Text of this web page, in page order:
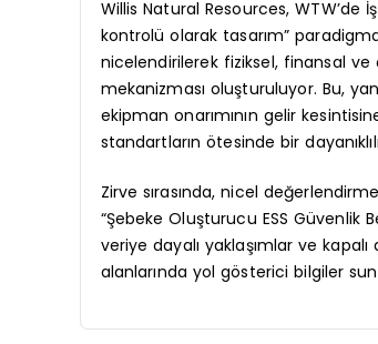
Willis Natural Resources, WTW’de
kontrolü olarak tasarım”
nicelendirilerek fiziksel, finansal
mekanizması oluşturuluyor. Bu,
ekipman onarımının gelir
standartların ötesinde bir
Zirve sırasında, nicel
“Şebeke Oluşturucu ESS Güvenlik
veriye dayalı yaklaşımlar ve
alanlarında yol gösterici bilgiler